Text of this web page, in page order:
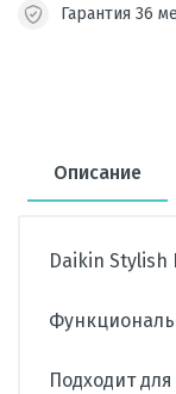
Гарантия 36
Описание
Daikin Stylish
Подходит